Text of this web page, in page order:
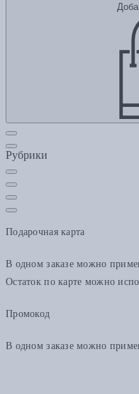
Рубрики
Подарочная карта
В одном заказе можно
Остаток по карте можно
Промокод
В одном заказе можно